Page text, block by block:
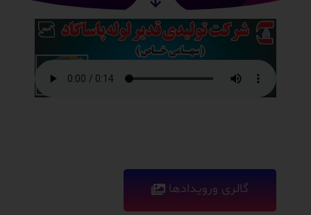
گالری ورویدادها